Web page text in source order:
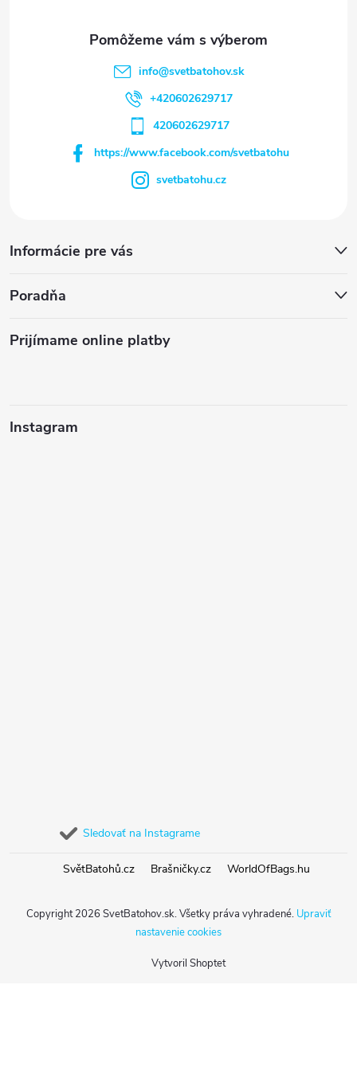
info@svetbatohov.sk
+420602629717
420602629717
https://www.facebook.com/svetbatohu
svetbatohu.cz
Informácie pre vás
Poradňa
Prijímame online platby
Instagram
Sledovať na Instagrame
SvětBatohů.cz Brašničky.cz WorldOfBags.hu
Vytvoril Shoptet
Copyright 2026 SvetBatohov.sk. Všetky práva vyhradené. Upraviť
nastavenie cookies